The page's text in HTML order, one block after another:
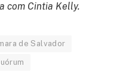
com Cintia Kelly.
de Salvador